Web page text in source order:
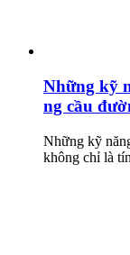
Những kỹ
ng cầu
Những kỹ
không chỉ là